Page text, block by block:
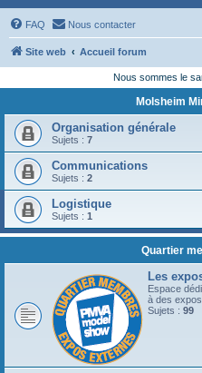
FAQ Nous contacter
Site web Accueil forum
Nous sommes le
Molsheim
Organisation générale
Sujets : 7
Communications
Sujets : 2
Logistique
Sujets : 1
Quartier
Les
Espace
à des
Sujets : 99